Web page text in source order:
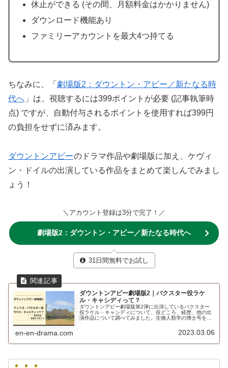
休止ができる (その間、月額料金はかかりません)
ダウンロード機能あり
ファミリーアカウントを最大4つ持てる
ちなみに、「 劇場版2：ダウントン・アビー／新たなる時
代へ 」は、視聴するには399ポイントが必要 (記事執筆時
点) ですが、自動付与されるポイントを使用すれば399円
の負担をせずに済みます。
ダウントンアビーのドラマ作品や劇場版に加え、ケヴィ
ン・ドイルの出演している作品をまとめて楽しんでみまし
ょう！
＼アカウント登録は3分で完了！／
劇場版2：ダウントン・アビー／新たなる時代へ
31日間無料でお試し
ダウントンアビー劇場版2｜バクスター役ラケ
ル・キャシディって？
ダウントンアビー劇場版第2弾に出演しているバクスター
役ラケル・キャシディについて、役どころ、経歴、他の出
演作品について調べてみました。生物人類学の博士号を目
en-en-drama.com 2023.03.06